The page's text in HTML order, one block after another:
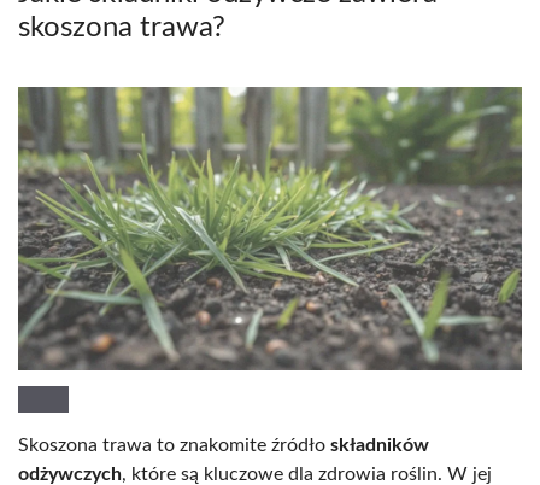
skoszona trawa?
Skoszona trawa to znakomite źródło składników
odżywczych, które są kluczowe dla zdrowia roślin. W jej